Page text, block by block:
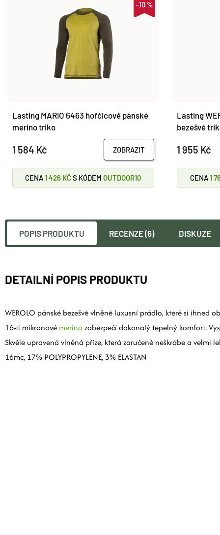
–10 %
Lasting MARIO 6463 hořčicové pánské
merino triko
1 584 Kč ZOBRAZIT
CENA1 426 KČS KÓDEM OUTDOOR10
Lasting
bezešvé
1 955 Kč
CENA1
POPIS PRODUKTU RECENZE (6) DISKUZE
DETAILNÍ POPIS PRODUKTU
WEROLO pánské bezešvé vlněné luxusní prádlo, které si
16-ti mikronové merino zabezpečí dokonalý tepelný komfort.
Skvěle upravená vlněná příze, která zaručeně neškrábe a velmi
16mc, 17% POLYPROPYLENE, 3% ELASTAN